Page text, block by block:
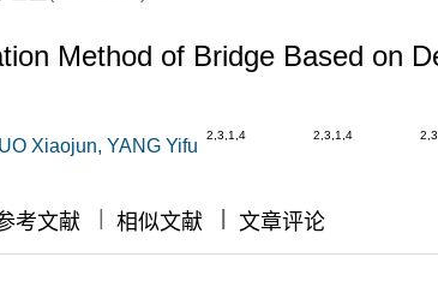
Method of Bridge Based on
Xiaojun, YANG Yifu
2,3,1,4 2,3,1,4
考文献 相似文献 文章评论